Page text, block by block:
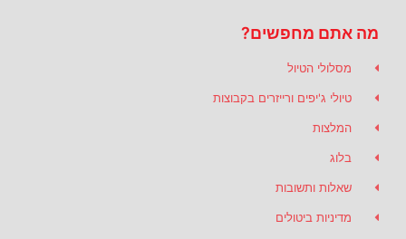
מה אתם מחפשים?
מסלולי הטיול
טיולי ג'יפים ורייזרים בקבוצות
המלצות
בלוג
שאלות ותשובות
מדיניות ביטולים